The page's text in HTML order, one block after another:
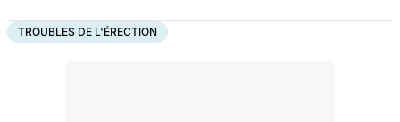
TROUBLES DE L'ÉRECTION